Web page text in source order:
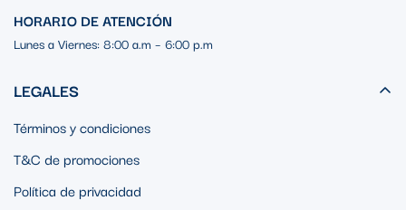
HORARIO DE ATENCIÓN
Lunes a Viernes: 8:00 a.m – 6:00 p.m
LEGALES
Términos y condiciones
T&C de promociones
Política de privacidad